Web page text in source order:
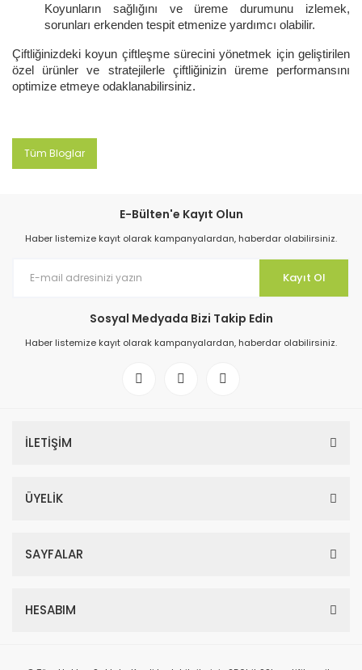
Koyunların sağlığını ve üreme durumunu izlemek,
sorunları erkenden tespit etmenize yardımcı olabilir.
Çiftliğinizdeki koyun çiftleşme sürecini yönetmek için geliştirilen
özel ürünler ve stratejilerle çiftliğinizin üreme performansını
optimize etmeye odaklanabilirsiniz.
Tüm Bloglar
E-Bülten'e Kayıt Olun
Haber listemize kayıt olarak kampanyalardan, haberdar olabilirsiniz.
Kayıt Ol
Sosyal Medyada Bizi Takip Edin
Haber listemize kayıt olarak kampanyalardan, haberdar olabilirsiniz.
İLETİŞİM
ÜYELİK
SAYFALAR
HESABIM